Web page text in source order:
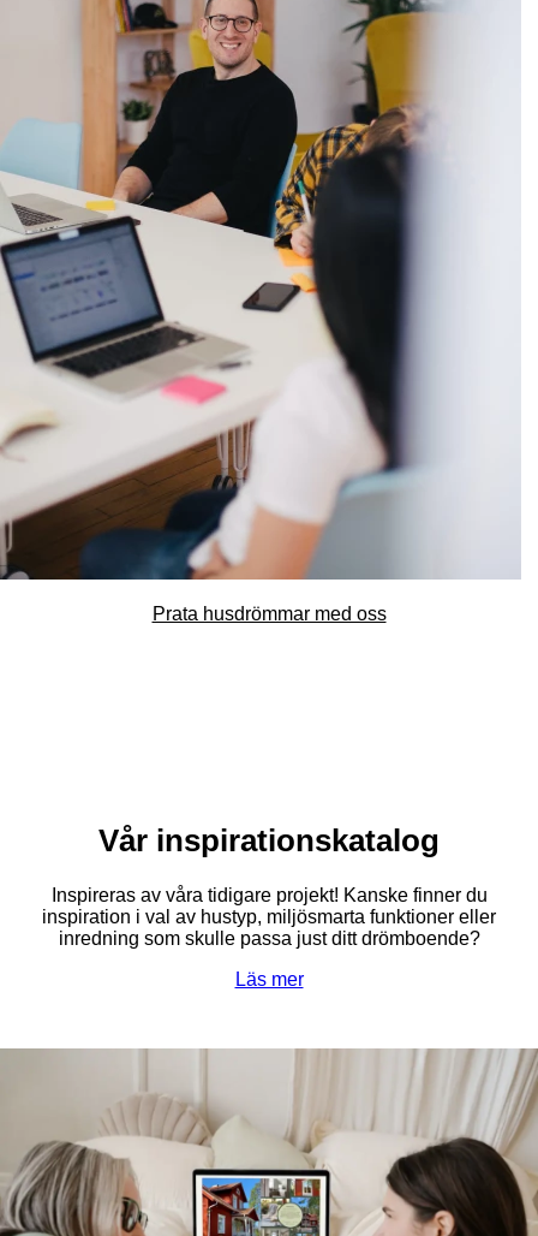
Prata husdrömmar med oss
Vår inspirationskatalog
Inspireras av våra tidigare projekt! Kanske finner du
inspiration i val av hustyp, miljösmarta funktioner eller
inredning som skulle passa just ditt drömboende?
Läs mer